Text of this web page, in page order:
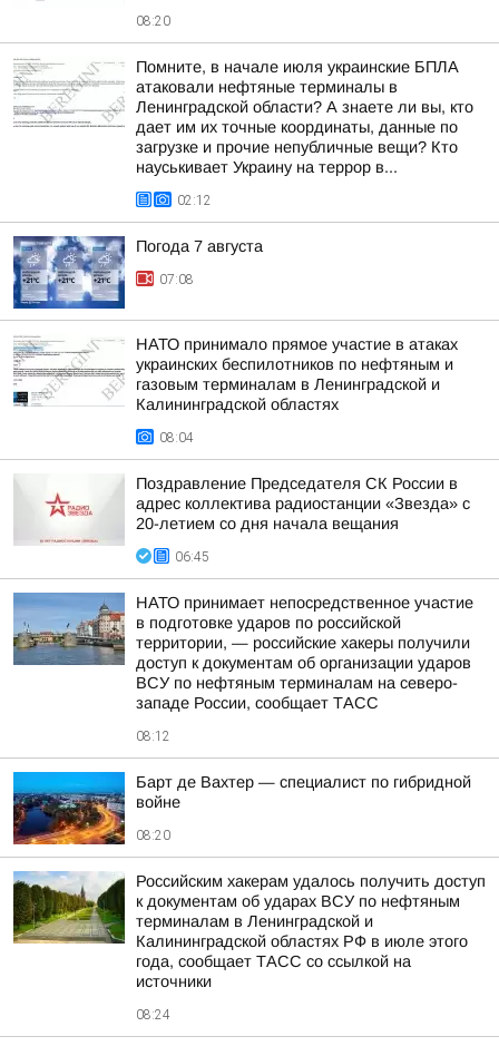
08:20
Помните, в начале июля украинские БПЛА
атаковали нефтяные терминалы в
Ленинградской области? А знаете ли вы, кто
дает им их точные координаты, данные по
загрузке и прочие непубличные вещи? Кто
науськивает Украину на террор в...
02:12
Погода 7 августа
07:08
НАТО принимало прямое участие в атаках
украинских беспилотников по нефтяным и
газовым терминалам в Ленинградской и
Калининградской областях
08:04
Поздравление Председателя СК России в
адрес коллектива радиостанции «Звезда» с
20-летием со дня начала вещания
06:45
НАТО принимает непосредственное участие
в подготовке ударов по российской
территории, — российские хакеры получили
доступ к документам об организации ударов
ВСУ по нефтяным терминалам на северо-
западе России, сообщает ТАСС
08:12
Барт де Вахтер — специалист по гибридной
войне
08:20
Российским хакерам удалось получить доступ
к документам об ударах ВСУ по нефтяным
терминалам в Ленинградской и
Калининградской областях РФ в июле этого
года, сообщает ТАСС со ссылкой на
источники
08:24